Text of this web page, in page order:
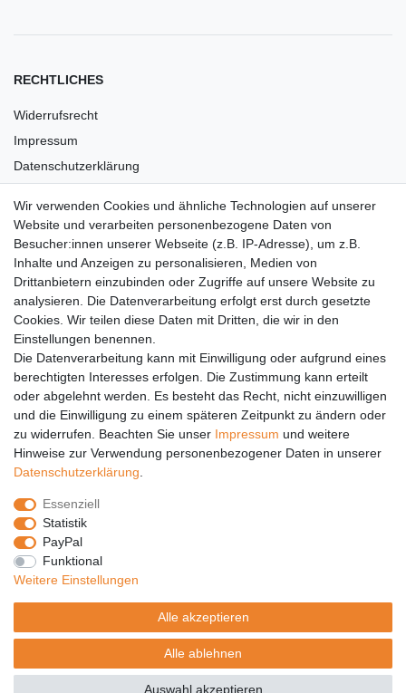
RECHTLICHES
Widerrufsrecht
Impressum
Datenschutzerklärung
Barrierefreiheit
Anleitungen
Vertrag widerrufen
PARTNER
DHL
GLS
DB Schenker
PaketPLUS
SPONSORING
Malchower SV 90
Malchower Wölfe
ZERTIFIKATE
Händlerbund
Trusted Shops
Wir verwenden Cookies und ähnliche Technologien auf unserer
Website und verarbeiten personenbezogene Daten von
Besucher:innen unserer Webseite (z.B. IP-Adresse), um z.B.
Inhalte und Anzeigen zu personalisieren, Medien von
Drittanbietern einzubinden oder Zugriffe auf unsere Website zu
analysieren. Die Datenverarbeitung erfolgt erst durch gesetzte
Cookies. Wir teilen diese Daten mit Dritten, die wir in den
Einstellungen benennen.
Die Datenverarbeitung kann mit Einwilligung oder aufgrund eines
berechtigten Interesses erfolgen. Die Zustimmung kann erteilt
oder abgelehnt werden. Es besteht das Recht, nicht einzuwilligen
und die Einwilligung zu einem späteren Zeitpunkt zu ändern oder
zu widerrufen. Beachten Sie unser Impressum und weitere
Hinweise zur Verwendung personenbezogener Daten in unserer
Daten­schutz­erklärung
Essenziell
Statistik
PayPal
Funktional
Weitere Einstellungen
Alle akzeptieren
Alle ablehnen
Auswahl akzeptieren